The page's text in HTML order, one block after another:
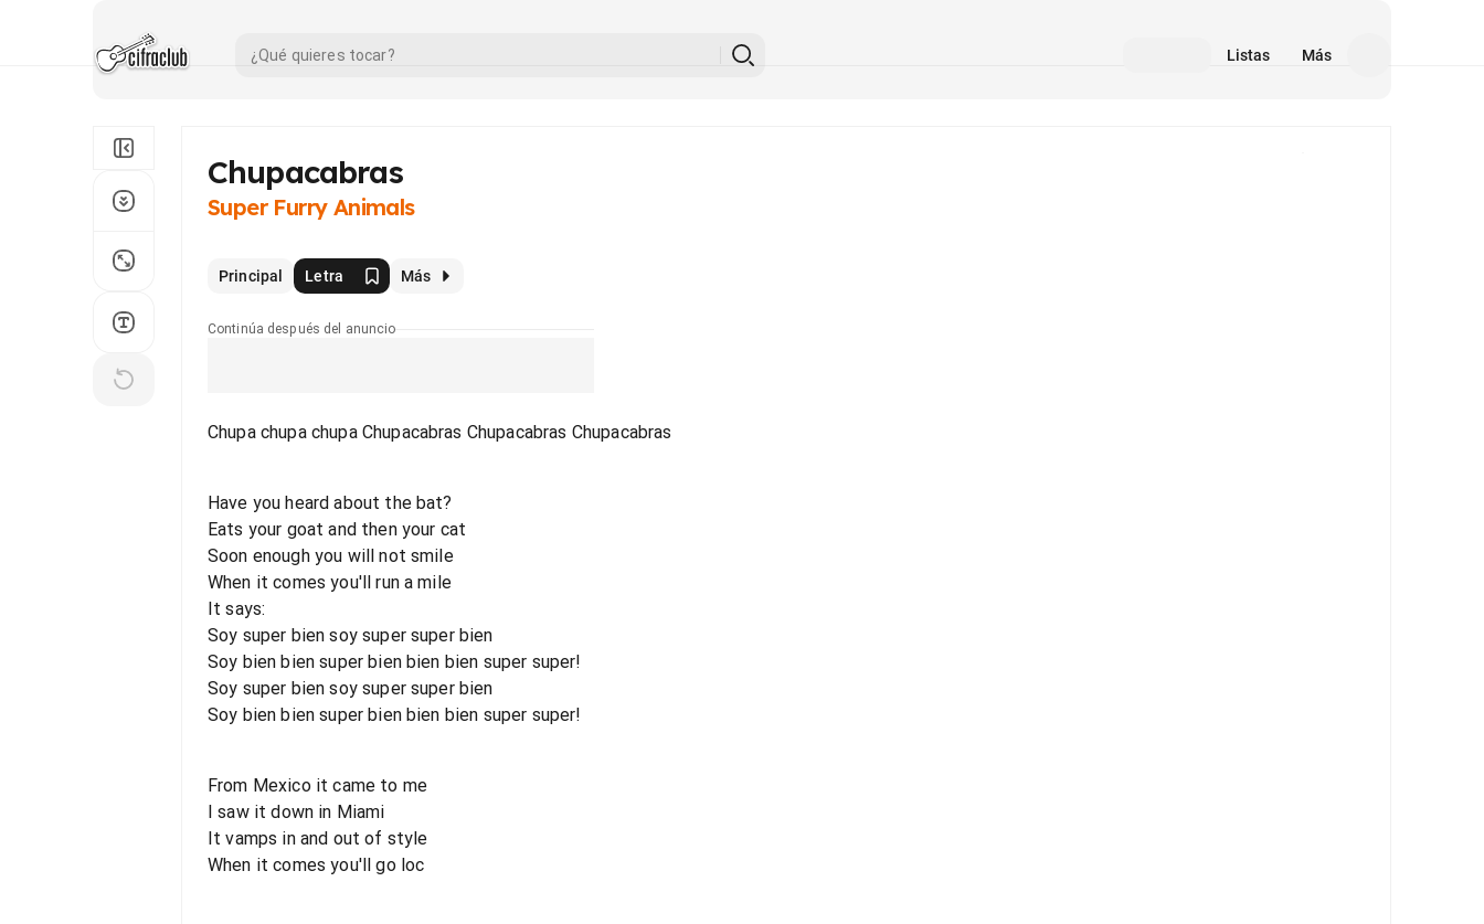
Listas Más
Chupacabras
Super Furry Animals
Principal Letra Más
Continúa después del anuncio
Chupa chupa chupa Chupacabras Chupacabras Chupacabras
Have you heard about the bat?
Eats your goat and then your cat
Soon enough you will not smile
When it comes you'll run a mile
It says:
Soy super bien soy super super bien
Soy bien bien super bien bien bien super super!
Soy super bien soy super super bien
Soy bien bien super bien bien bien super super!
From Mexico it came to me
I saw it down in Miami
It vamps in and out of style
When it comes you'll go loc